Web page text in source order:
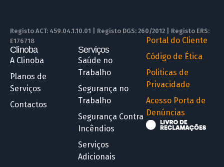
Registo ACT: 459.04.1.10.01 | Registo DGS: 260/2012 | Registo ERS:
E176718
Clinoba
A Clinoba
Planos de
Serviços
Contactos
Serviços
Saúde no
Trabalho
Segurança no
Trabalho
Segurança Contra
Incêndios
Serviços
Adicionais
Portal do Cliente
Código de Ética
Politicas de
Privacidade
Acesso Porta de
Denúncias